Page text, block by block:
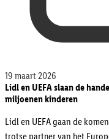
19 maart 2026
Lidl en UEFA slaan de
miljoenen kinderen
Lidl en UEFA gaan de
trotse partner van het